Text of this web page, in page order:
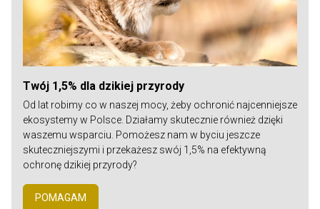
Twój 1,5% dla dzikiej przyrody
Od lat robimy co w naszej mocy, żeby ochronić najcenniejsze
ekosystemy w Polsce. Działamy skutecznie również dzięki
waszemu wsparciu. Pomożesz nam w byciu jeszcze
skuteczniejszymi i przekażesz swój 1,5% na efektywną
ochronę dzikiej przyrody?
POMAGAM